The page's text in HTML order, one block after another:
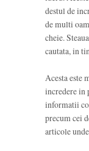
destul de
de multi
cheie.
cautata, in
Acesta este
incredere in
informatii
precum cei
articole